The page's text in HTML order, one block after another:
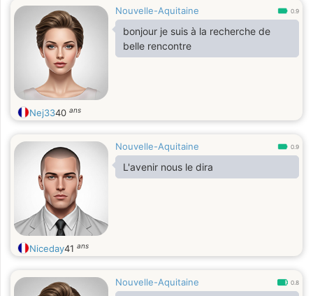
Nouvelle-Aquitaine 0.9
bonjour je suis à la recherche de
belle rencontre
Nej3340 ans
Nouvelle-Aquitaine 0.9
L'avenir nous le dira
Niceday41 ans
Nouvelle-Aquitaine 0.8